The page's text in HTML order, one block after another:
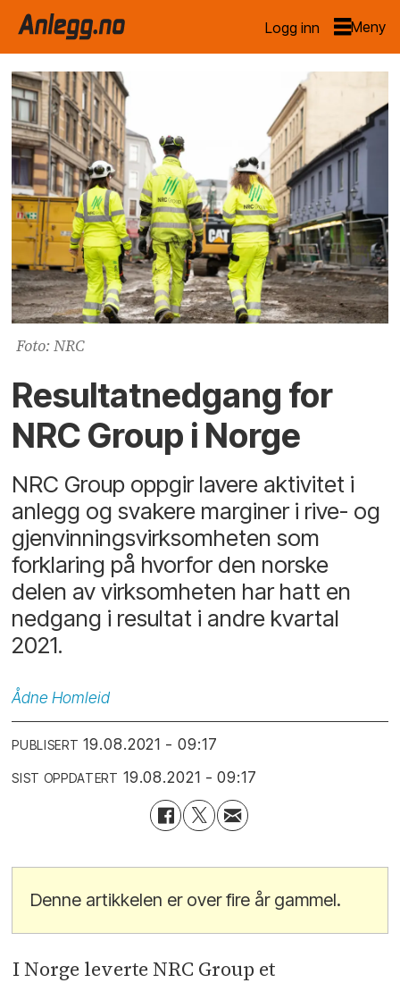
Logg inn
Foto: NRC
Resultatnedgang for
NRC Group i Norge
NRC Group oppgir lavere aktivitet i
anlegg og svakere marginer i rive- og
gjenvinningsvirksomheten som
forklaring på hvorfor den norske
delen av virksomheten har hatt en
nedgang i resultat i andre kvartal
2021.
Ådne Homleid
PUBLISERT 19.08.2021 - 09:17
SIST OPPDATERT 19.08.2021 - 09:17
Denne artikkelen er over fire år gammel.
I Norge leverte NRC Group et